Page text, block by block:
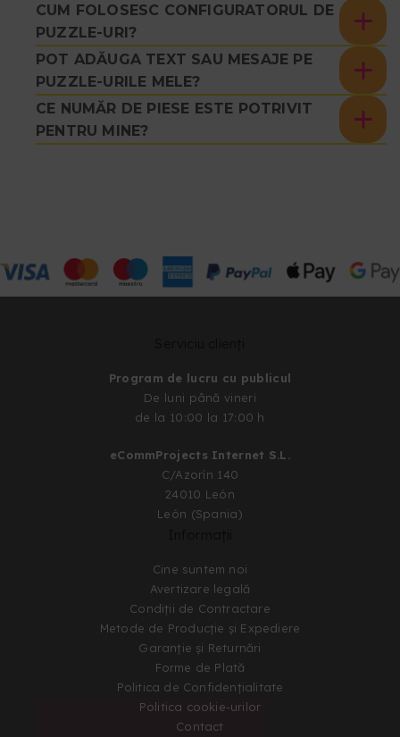
CUM FOLOSESC CONFIGURATORUL DE
PUZZLE-URI?
POT ADĂUGA TEXT SAU MESAJE PE
PUZZLE-URILE MELE?
CE NUMĂR DE PIESE ESTE POTRIVIT
PENTRU MINE?
Program de lucru cu publicul
De luni până vineri
de la 10:00 la 17:00 h
eCommProjects Internet S.L.
C/Azorín 140
24010 León
León (Spania)
Cine suntem noi
Avertizare legală
Condiții de Contractare
Metode de Producție și Expediere
Garanție și Returnări
Forme de Plată
Politica de Confidențialitate
Politica cookie-urilor
Contact